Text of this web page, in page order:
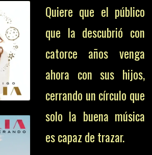
Quiere que el público
que la descubrió con
catorce años venga
ahora con sus hijos,
cerrando un círculo que
solo la buena música
es capaz de trazar.